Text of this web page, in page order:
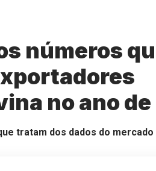
números
no ano de
tratam dos dados do